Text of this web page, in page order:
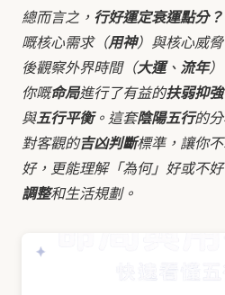
總而言之， 行好運定衰運點分？
嘅核心需求（用神）與核心威
後觀察外界時間（大運、 流年
你嘅命局進行了有益的扶弱抑強
與五行平衡。這套陰陽五行的
對客觀的吉凶判斷標準，讓你
好，更能理解「為何」好或不
調整和生活規劃。